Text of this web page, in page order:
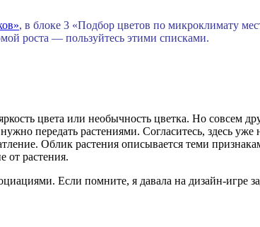
, в блоке 3 «Подбор цветов по микроклимату
роста — пользуйтесь этими списками.
цвета или необычность цветка. Но совсем
передать растениями. Согласитесь, здесь уже
Облик растения описывается теми
от растения.
Если помните, я давала на дизайн-игре